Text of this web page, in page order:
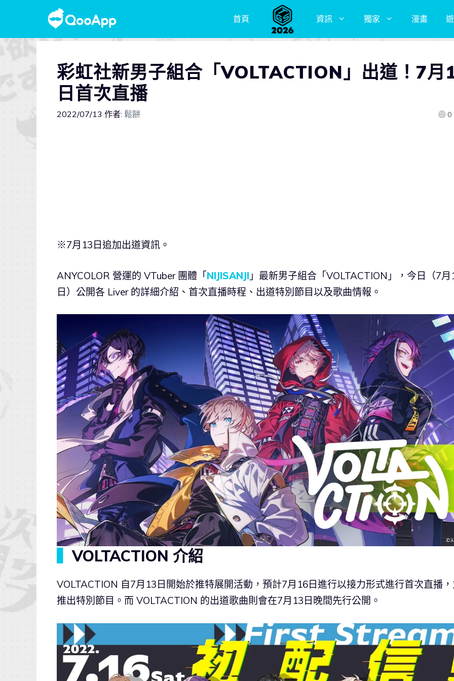
首頁 資訊 獨家 漫畫
彩虹社新男子組合「VOLTACTION」出道！7月
日首次直播
2022/07/13 作者: 鬆餅 0
※7月13日追加出道資訊。
ANYCOLOR 營運的 VTuber 團體「NIJISANJI 」最新男子組合「VOLTACTION」，今日（7月
日）公開各 Liver 的詳細介紹、首次直播時程、出道特別節目以及歌曲情報。
▍VOLTACTION 介紹
VOLTACTION 自7月13日開始於推特展開活動，預計7月16日進行以接力形式進行首次直播
推出特別節目。而 VOLTACTION 的出道歌曲則會在7月13日晚間先行公開。